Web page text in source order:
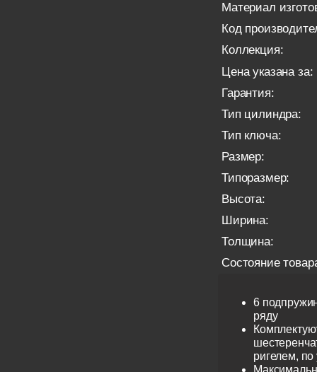
Материал
Код
Коллекция:
Цена указана за:
Гарантия:
Тип цилиндра:
Тип ключа:
Размер:
Типоразмер:
Высота:
Ширина:
Толщина:
Состояние
6
ряду
ригелем,